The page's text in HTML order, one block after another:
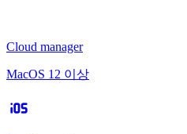
Cloud manager
MacOS 12 이상
ios